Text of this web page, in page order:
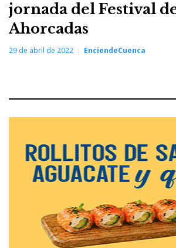
jornada del Festival de
Ahorcadas
29 de abril de 2022 EnciendeCuenca